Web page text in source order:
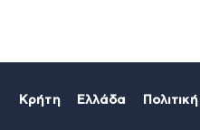
Κρήτη Ελλάδα Πολιτική